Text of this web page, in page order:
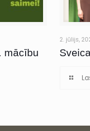
mācību
2. jūlijs,